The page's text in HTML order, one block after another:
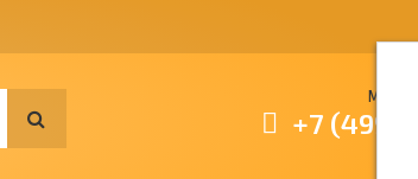
+7 (499)